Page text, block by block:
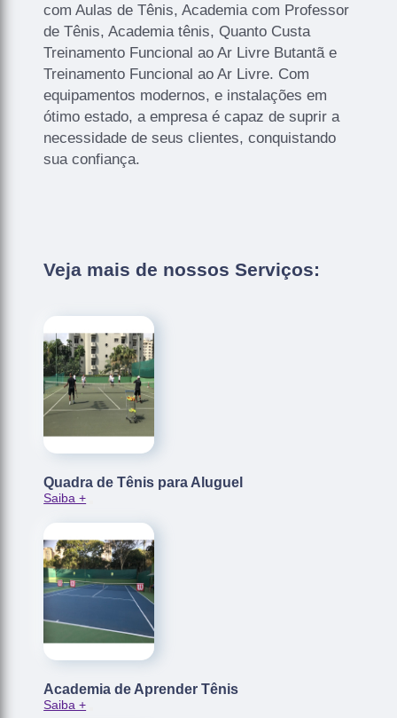
com Aulas de Tênis, Academia com Professor
de Tênis, Academia tênis, Quanto Custa
Treinamento Funcional ao Ar Livre Butantã e
Treinamento Funcional ao Ar Livre. Com
equipamentos modernos, e instalações em
ótimo estado, a empresa é capaz de suprir a
necessidade de seus clientes, conquistando
sua confiança.
Veja mais de nossos Serviços:
Quadra de Tênis para Aluguel
Saiba +
Academia de Aprender Tênis
Saiba +